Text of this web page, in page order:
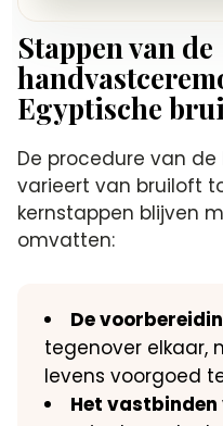
Stappen van de
Egyptische
De procedure van
varieert van bruiloft
kernstappen blijven
omvatten:
De
tegenover elkaar,
levens voorgoed
Het vastbinden